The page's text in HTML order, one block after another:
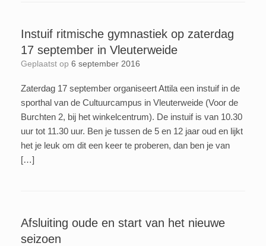
Instuif ritmische gymnastiek op zaterdag
17 september in Vleuterweide
Geplaatst op 6 september 2016
Zaterdag 17 september organiseert Attila een instuif in de
sporthal van de Cultuurcampus in Vleuterweide (Voor de
Burchten 2, bij het winkelcentrum). De instuif is van 10.30
uur tot 11.30 uur. Ben je tussen de 5 en 12 jaar oud en lijkt
het je leuk om dit een keer te proberen, dan ben je van
[…]
Afsluiting oude en start van het nieuwe
seizoen